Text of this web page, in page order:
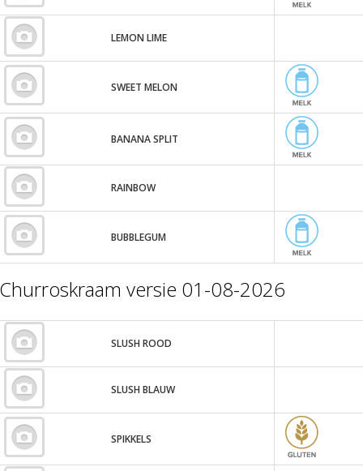
LEMON LIME
SWEET MELON
BANANA SPLIT
RAINBOW
BUBBLEGUM
Churroskraam versie 01-08-2026
SLUSH ROOD
SLUSH BLAUW
SPIKKELS